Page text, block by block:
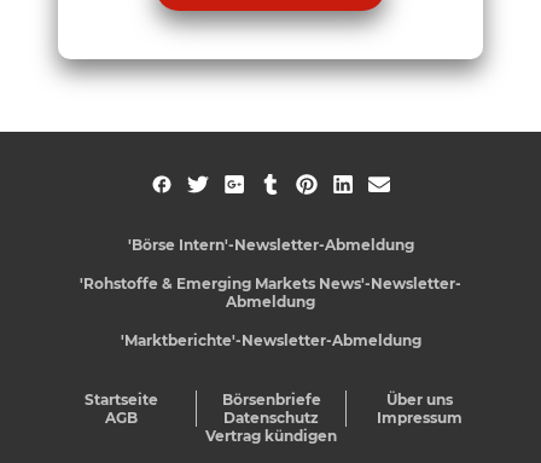
'Börse Intern'-Newsletter-Abmeldung
'Rohstoffe & Emerging Markets News'-Newsletter-
Abmeldung
'Marktberichte'-Newsletter-Abmeldung
Startseite Börsenbriefe
Über uns
AGB
Datenschutz
Impressum
Vertrag kündigen